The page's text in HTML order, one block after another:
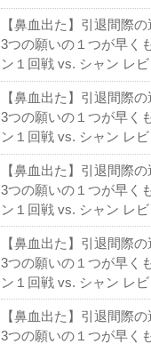
【鼻血出た】引退間際
3つの願いの１つが早く
ン１回戦 vs. シャン レビ
【鼻血出た】引退間際
3つの願いの１つが早く
ン１回戦 vs. シャン レビ
【鼻血出た】引退間際
3つの願いの１つが早く
ン１回戦 vs. シャン レビ
【鼻血出た】引退間際
3つの願いの１つが早く
ン１回戦 vs. シャン レビ
【鼻血出た】引退間際
3つの願いの１つが早く